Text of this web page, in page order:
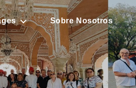
Sobre Nosotros